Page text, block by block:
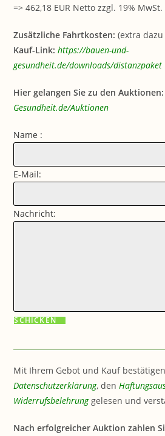
=> 462,18 EUR Netto zzgl. 19%
Zusätzliche Fahrtkosten: (extra
Kauf-Link: https://bauen-und-
gesundheit.de/downloads/distanzpaket
Hier gelangen Sie zu den Auktionen:
Gesundheit.de/Auktionen
Name :
E-Mail:
Nachricht:
Mit Ihrem Gebot und Kauf
Datenschutzerklärung, den
Widerrufsbelehrunggelesen und
Nach erfolgreicher Auktion zahlen